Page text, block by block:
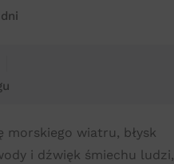
morskiego wiatru, błysk
i dźwięk śmiechu ludzi,